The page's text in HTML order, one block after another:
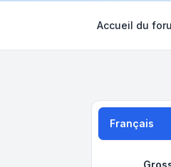
Accueil du
Français